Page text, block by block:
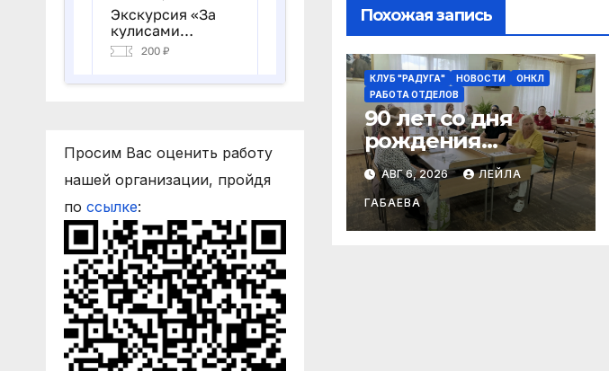
Просим Вас оценить работу
нашей организации, пройдя
по ссылке:
Похожая запись
КЛУБ "РАДУГА" НОВОСТИ
ОНКЛ
РАБОТА ОТДЕЛОВ
90 лет со дня
рождения
Ибрагима Бабаева.
АВГ 6, 2026 ЛЕЙЛА
ГАБАЕВА